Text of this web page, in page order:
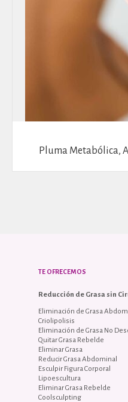
Pluma Metabólica,
TE OFRECEMOS
Reducción de Grasa sin
Eliminación de Grasa
Criolipolisis
Eliminación de Grasa No
Quitar Grasa Rebelde
Eliminar Grasa
Reducir Grasa Abdominal
Esculpir Figura Corporal
Lipoescultura
Eliminar Grasa Rebelde
Coolsculpting